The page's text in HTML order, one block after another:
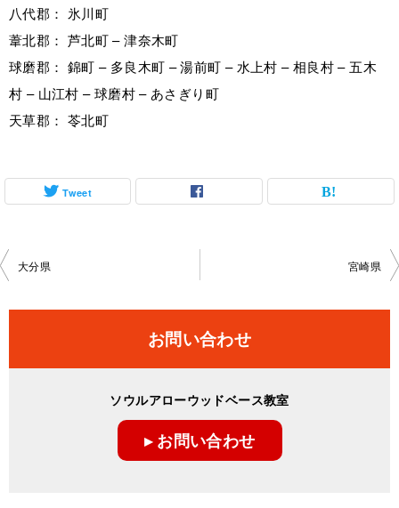
八代郡： 氷川町
葦北郡： 芦北町 – 津奈木町
球磨郡： 錦町 – 多良木町 – 湯前町 – 水上村 – 相良村 – 五木
村 – 山江村 – 球磨村 – あさぎり町
天草郡： 苓北町
Tweet
投
ビ
大分県 宮崎県
お問い合わせ
ソウルアローウッドベース教室
▸ お問い合わせ